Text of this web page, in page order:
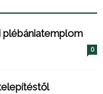
plébániatemplom
0